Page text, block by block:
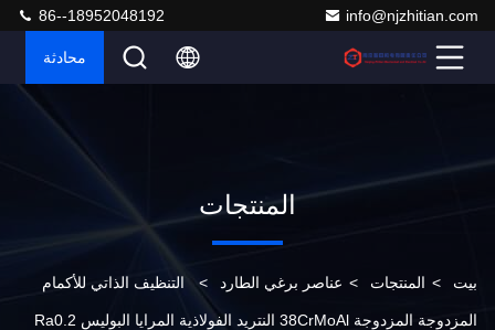
info@njzhitian.com
86--18952048192
محادثة
المنتجات
بيت > المنتجات > عناصر برغي الطارد > التنظيف الذاتي للأكمام
المزدوجة المزدوجة 38CrMoAl النتريد الفولاذية المرايا البوليس Ra0.2